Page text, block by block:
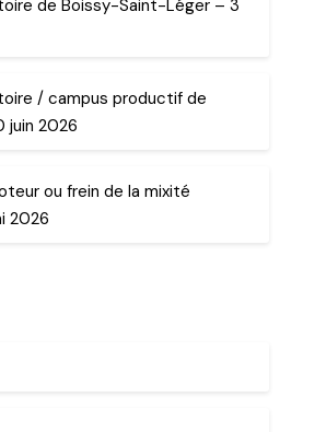
de Boissy-Saint-Léger – 3
/ campus productif de
juin 2026
ou frein de la mixité
2026